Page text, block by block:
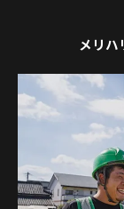
メリハ